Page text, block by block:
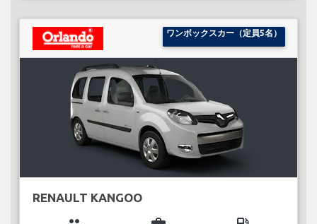
ワンボックスカー（定員5名）
RENAULT KANGOO